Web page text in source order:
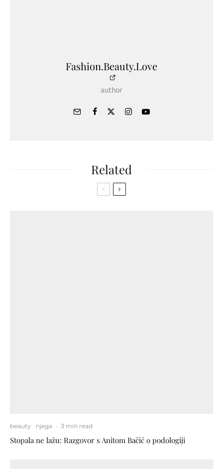
Fashion.Beauty.Love
author
Related
beauty njega · 3 min read
Stopala ne lažu: Razgovor s Anitom Bačić o podologiji